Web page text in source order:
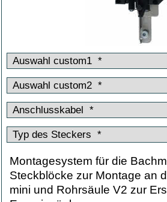
Montagesystem für die
Steckblöcke zur Montage an
mini und Rohrsäule V2 zur